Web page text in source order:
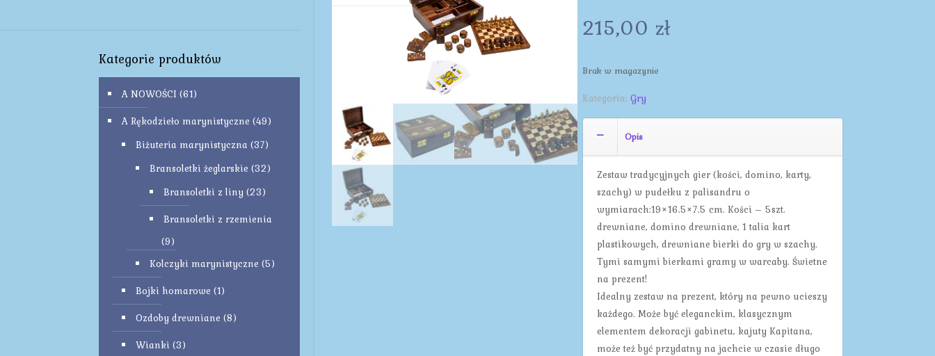
215,00 zł
Brak w magazynie
Kategoria: Gry
Opis
Zestaw tradycyjnych gier (kości, domino, karty,
szachy) w pudełku z palisandru o
wymiarach:19×16.5×7.5 cm. Kości – 5szt.
drewniane, domino drewniane, 1 talia kart
plastikowych, drewniane bierki do gry w szachy.
Tymi samymi bierkami gramy w warcaby. Świetne
na prezent!
Idealny zestaw na prezent, który na pewno ucieszy
każdego. Może być eleganckim, klasycznym
elementem dekoracji gabinetu, kajuty Kapitana,
może też być przydatny na jachcie w czasie długo
Kategorie produktów
A NOWOŚCI (61)
A Rękodzieło marynistyczne (49)
Biżuteria marynistyczna (37)
Bransoletki żeglarskie (32)
Bransoletki z liny (23)
Bransoletki z rzemienia
(9)
Kolczyki marynistyczne (5)
Bojki homarowe (1)
Ozdoby drewniane (8)
Wianki (3)